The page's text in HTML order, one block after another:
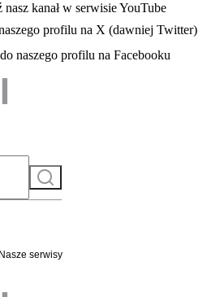
się w nowej karcie
kanał w serwisie YouTube
karcie profilu na X (dawniej Twitter)
się w nowej karcie
naszego profilu na Facebooku
Szukaj
do serwisu
Nasze serwisy